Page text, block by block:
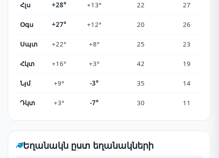
Հլս +28° +13° 22 27
Օգս +27° +12° 20 26
Սպտ +22° +8° 25 23
Հկտ +16° +3° 42 19
Նյմ +9° -3° 35 14
Դկտ +3° -7° 30 11
Եղանակն ըստ եղանակների